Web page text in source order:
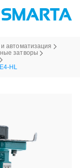
автоматизация
затворы
HL